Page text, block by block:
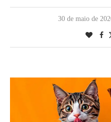
30 de maio de